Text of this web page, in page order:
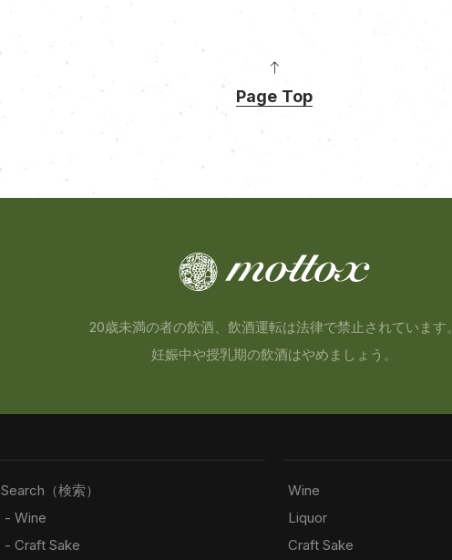
Page Top
20歳未満の者の飲酒、飲酒運転は法律で禁止されています。
妊娠中や授乳期の飲酒はやめましょう。
Search（検索）
- Wine
- Craft Sake
Wine
Liquor
Craft Sake